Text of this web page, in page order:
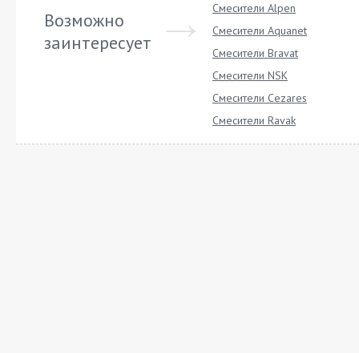
Возможно
заинтересует
Смесители Alpen
Смесители Aquanet
Смесители Bravat
Смесители NSK
Смесители Cezares
Смесители Ravak